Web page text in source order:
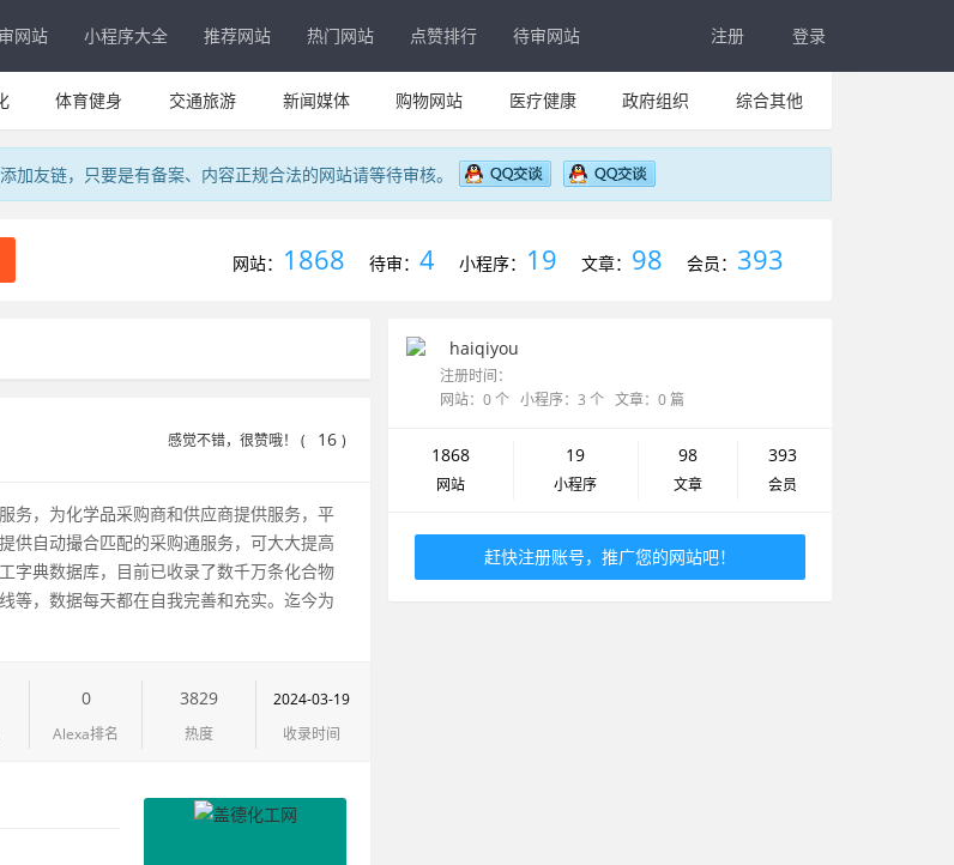
网站 小程序大全 推荐网站 热门网站 点赞排行 待审网站 注册 登录
体育健身 交通旅游 新闻媒体 购物网站 医疗健康 政府组织 综合其他
友链，只要是有备案、内容正规合法的网站请等待审核。
网站： 1868 待审： 4 小程序： 19 文章： 98 会员： 393
感觉不错，很赞哦！ ( 16 )
务，为化学品采购商和供应商提供服务，平
供自动撮合匹配的采购通服务，可大大提高
字典数据库，目前已收录了数千万条化合物
等，数据每天都在自我完善和充实。迄今为
0
Alexa排名
3829
热度
2024-03-19
收录时间
haiqiyou
注册时间：
网站：0 个 小程序：3 个 文章：0 篇
1868
网站
19
小程序
98
文章
393
会员
赶快注册账号，推广您的网站吧！